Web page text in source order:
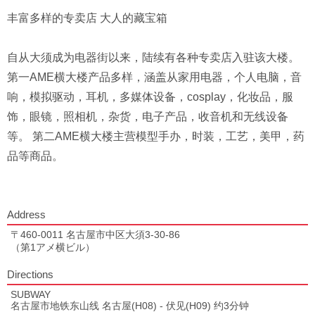
丰富多样的专卖店 大人的藏宝箱
自从大须成为电器街以来，陆续有各种专卖店入驻该大楼。
第一AME横大楼产品多样，涵盖从家用电器，个人电脑，音
响，模拟驱动，耳机，多媒体设备，cosplay，化妆品，服
饰，眼镜，照相机，杂货，电子产品，收音机和无线设备
等。 第二AME横大楼主营模型手办，时装，工艺，美甲，药
品等商品。
Address
〒460-0011 名古屋市中区大須3-30-86
（第1アメ横ビル）
Directions
SUBWAY
名古屋市地铁东山线 名古屋(H08) - 伏见(H09) 约3分钟